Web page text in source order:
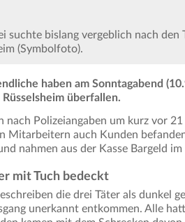
suchte bislang vergeblich nach
(Symbolfoto).
haben am Sonntagabend
überfallen.
nach Polizeiangaben um kurz vor
Mitarbeitern auch Kunden
nahmen aus der Kasse Bargeld
mit Tuch bedeckt
die drei Täter als dunkel
unerkannt entkommen. Alle